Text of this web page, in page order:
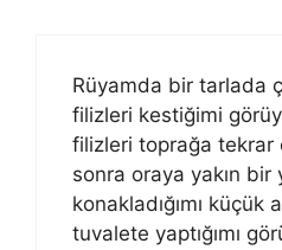
Rüyamda bir tarlada
filizleri kestiğimi
filizleri toprağa tekrar
sonra oraya yakın bir
konakladığımı
tuvalete yaptığımı